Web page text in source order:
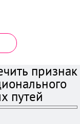
признак
путей